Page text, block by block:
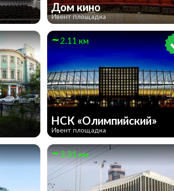
Дом кино
Ивент площадка
2.11 км
НСК «Олимпийский»
Ивент площадка
3.31 км